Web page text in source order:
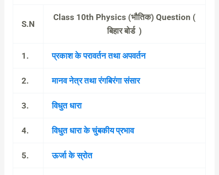
S.N
Class 10th Physics (भौतिक) Question (
बिहार बोर्ड )
1. प्रकाश के परावर्तन तथा अपवर्तन
2. मानव नेत्र तथा रंगबिरंगा संसार
3. विधुत धारा
4. विधुत धारा के चुंबकीय प्रभाव
5. ऊर्जा के स्रोत